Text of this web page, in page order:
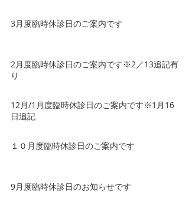
3月度臨時休診日のご案内です
2月度臨時休診日のご案内です※2／13追記有
り
12月/1月度臨時休診日のご案内です※1月16
日追記
１０月度臨時休診日のご案内です
9月度臨時休診日のお知らせです